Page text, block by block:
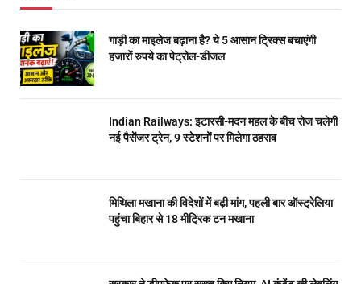
गाड़ी का माइलेज बढ़ाना है? ये 5 आसान ट्रिक्स बचाएंगी
हजारों रुपये का पेट्रोल-डीजल
Indian Railways: इटारसी-मदन महल के बीच रोज चलेगी
नई पैसेंजर ट्रेन, 9 स्टेशनों पर मिलेगा ठहराव
मिथिला मखाना की विदेशों में बढ़ी मांग, पहली बार ऑस्ट्रेलिया
पहुंचा बिहार से 18 मीट्रिक टन मखाना